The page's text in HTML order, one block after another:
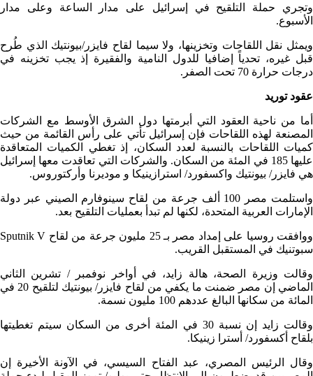
وتجري حملة التلقيح في إسرائيل على مدار الساعة وعلى مدار
الأسبوع.
ويمثل نقل اللقاحات وتخزينها، ولا سيما لقاح فايزر/بيونتيك الذي طُرح
قبل غيره، تحدياً إضافيا للدول النامية والفقيرة إذ يجب تخزينه في
درجات حرارة 70 تحت الصفر.
عقود توريد
أما من ناحية العقود التي أبرمتها دول الشرق الأوسط مع الشركات
المصنعة لهذه اللقاحات فإن إسرائيل تأتي على رأس القائمة من حيث
كميات اللقاحات بالنسبة لعدد السكان، إذ تغطي الكميات المتعاقدة
عليها 185 في المئة من السكان. والشركات التي تعاقدت معها إسرائيل
هي فايزر/ بيونتيك واكسفورد/ استرازينيكا و موديرنا وأركتوروس.
واستلمت مصر 100 ألف جرعة من لقاح سينوفارم الصيني عبر دولة
الإمارات العربية المتحدة، لكنها لم تبدأ بعمليات التلقيح بعد.
ووافقت روسيا على إمداد مصر بـ 25 مليون جرعة من لقاح Sputnik V
سبوتنيك في المستقبل القريب.
وقالت وزيرة الصحة، هالة زايد، في أواخر نوفمبر / تشرين الثاني
الماضي إن مصر ضمنت ما يكفي من لقاح فايزر/ بيونتيك لتلقيح 20 في
المائة من سكانها البالغ عددهم 100 مليون نسمة.
وقالت زايد إن نسبة 30 في المئة أخرى من السكان سيتم تغطيتها
بلقاح أكسفورد/ أسترا زينيكا.
وقال الرئيس المصري، عبد الفتاح السيسي، في الآونة الأخيرة إن